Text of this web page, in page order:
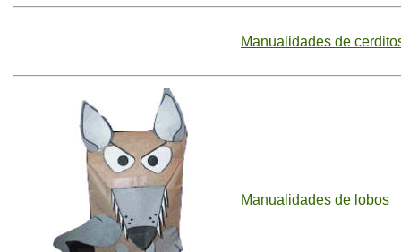
Manualidades de
Manualidades de lobos